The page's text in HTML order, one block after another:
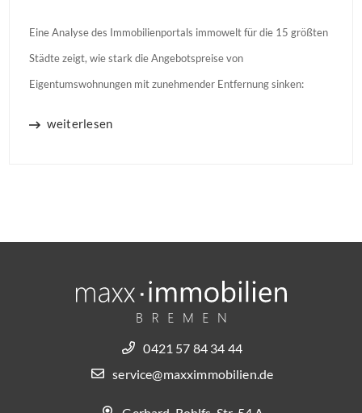
Eine Analyse des Immobilienportals immowelt für die 15 größten
Städte zeigt, wie stark die Angebotspreise von
Eigentumswohnungen mit zunehmender Entfernung sinken:
weiterlesen
0421 57 84 34 44
service@maxximmobilien.de